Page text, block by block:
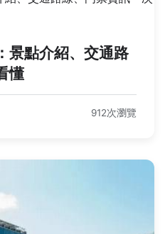
景點介紹、交通路
懂
912次瀏覽